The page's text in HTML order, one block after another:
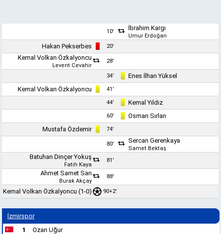
10' İbrahim Kargı
Umur Erdoğan
Hakan Pekserbes 20'
Kemal Volkan Özkalyoncu
Levent Cevahir
28'
34'
Enes İlhan Yüksel
Kemal Volkan Özkalyoncu
41'
44' Kemal Yıldız
60'
Osman Sırlan
Mustafa Özdemir
74'
80' Sercan Gerenkaya
Samet Bektaş
Batuhan Dinçer Yokuş
Fatih Kaya
81'
Ahmet Samet Sarı
Burak Akçay
88'
Kemal Volkan Özkalyoncu (1-0) 90+2'
İzmirspor
1
Ozan Uğur